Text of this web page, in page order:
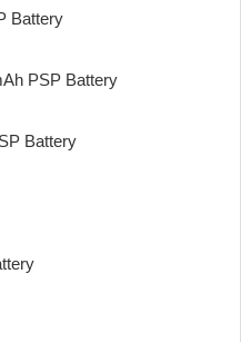
Battery
PSP Battery
Battery